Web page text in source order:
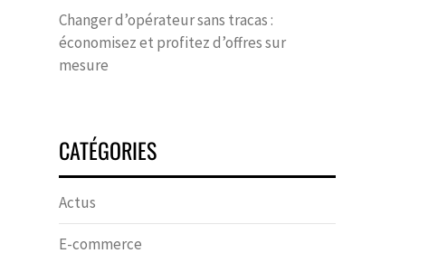
Changer d’opérateur sans tracas :
économisez et profitez d’offres sur
mesure
CATÉGORIES
Actus
E-commerce